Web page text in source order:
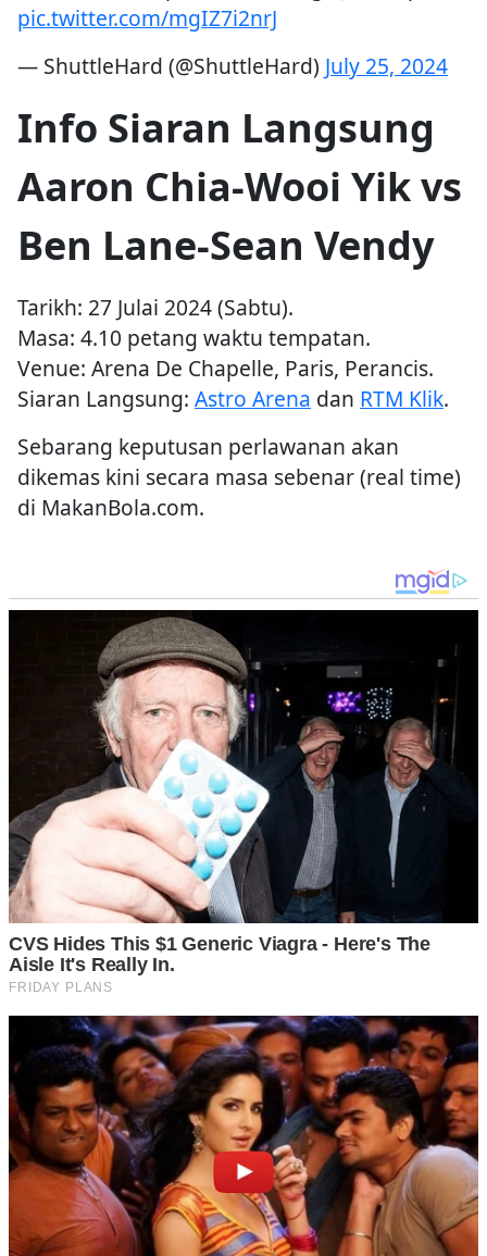
pic.twitter.com/mgIZ7i2nrJ
— ShuttleHard (@ShuttleHard) July 25, 2024
Info Siaran Langsung
Aaron Chia-Wooi Yik vs
Ben Lane-Sean Vendy
Tarikh: 27 Julai 2024 (Sabtu).
Masa: 4.10 petang waktu tempatan.
Venue: Arena De Chapelle, Paris, Perancis.
Siaran Langsung: Astro Arena dan RTM Klik.
Sebarang keputusan perlawanan akan
dikemas kini secara masa sebenar (real time)
di MakanBola.com.